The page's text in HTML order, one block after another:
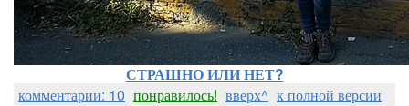
СТРАШНО ИЛИ НЕТ?
комментарии: 10 понравилось! вверх^ к полной версии